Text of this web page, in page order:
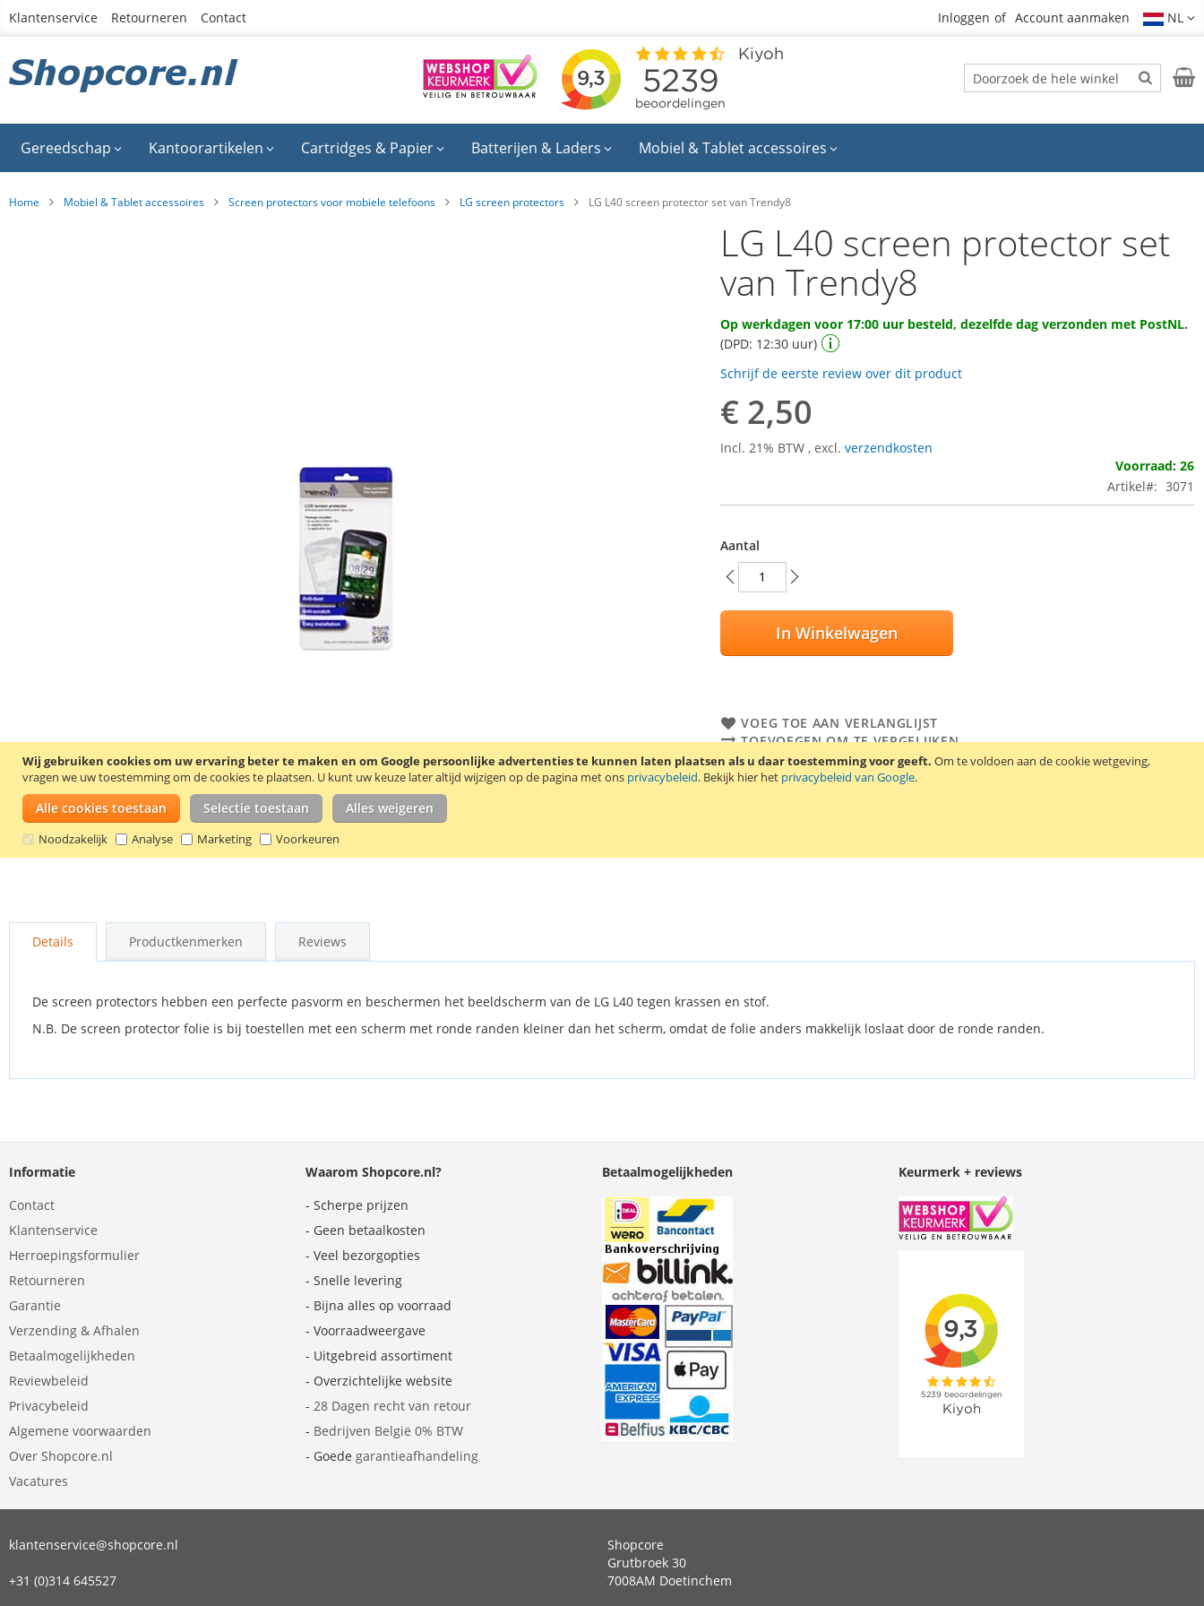
Wij gebruiken cookies om uw ervaring beter te maken en om Google persoonlijke advertenties te kunnen laten plaatsen als u daar toestemming voor geeft. Om te voldoen aan de cookie wetgeving,
vragen we uw toestemming om de cookies te plaatsen. U kunt uw keuze later altijd wijzigen op de pagina met ons privacybeleid. Bekijk hier het privacybeleid van Google.
Alle cookies toestaan Selectie toestaan Alles weigeren
Noodzakelijk Analyse Marketing Voorkeuren
Ga
inhoud
Klantenservice Retourneren Contact Inloggen Account aanmaken NL
Zoek
Zoek
Gereedschap Kantoorartikelen Cartridges & Papier Batterijen & Laders Mobiel & Tablet accessoires
Home Mobiel & Tablet accessoires Screen protectors voor mobiele telefoons LG screen protectors LG L40 screen protector set van Trendy8
naar
gallerij
LG L40 screen protector set
van Trendy8
Op werkdagen voor 17:00 uur besteld, dezelfde dag verzonden met PostNL.
(DPD: 12:30 uur)
Schrijf de eerste review over dit product
€ 2,50
Incl. 21% BTW, excl.verzendkosten
Voorraad: 26
Artikel
3071
Aantal
In Winkelwagen
VOEG TOE AAN VERLANGLIJST
TOEVOEGEN OM TE VERGELIJKEN
Trendy8 screen protector set voor de LG L40. De set bevat 2 screen protectors,
Details Productkenmerken Reviews
De screen protectors hebben een perfecte pasvorm en beschermen het beeldscherm van de LG L40 tegen krassen en stof.
N.B. De screen protector folie is bij toestellen met een scherm met ronde randen kleiner dan het scherm, omdat de folie anders makkelijk loslaat door de ronde randen.
Informatie
Contact
Klantenservice
Herroepingsformulier
Retourneren
Garantie
Verzending & Afhalen
Betaalmogelijkheden
Reviewbeleid
Privacybeleid
Algemene voorwaarden
Over Shopcore.nl
Vacatures
Waarom Shopcore.nl?
- Scherpe prijzen
- Geen betaalkosten
- Veel bezorgopties
- Snelle levering
- Bijna alles op voorraad
- Voorraadweergave
- Uitgebreid assortiment
- Overzichtelijke website
- 28 Dagen recht van retour
- Bedrijven België 0% BTW
- Goede garantieafhandeling
Betaalmogelijkheden Keurmerk + reviews
klantenservice@shopcore.nl
+31 (0)314 645527
Shopcore
Grutbroek 30
7008AM Doetinchem